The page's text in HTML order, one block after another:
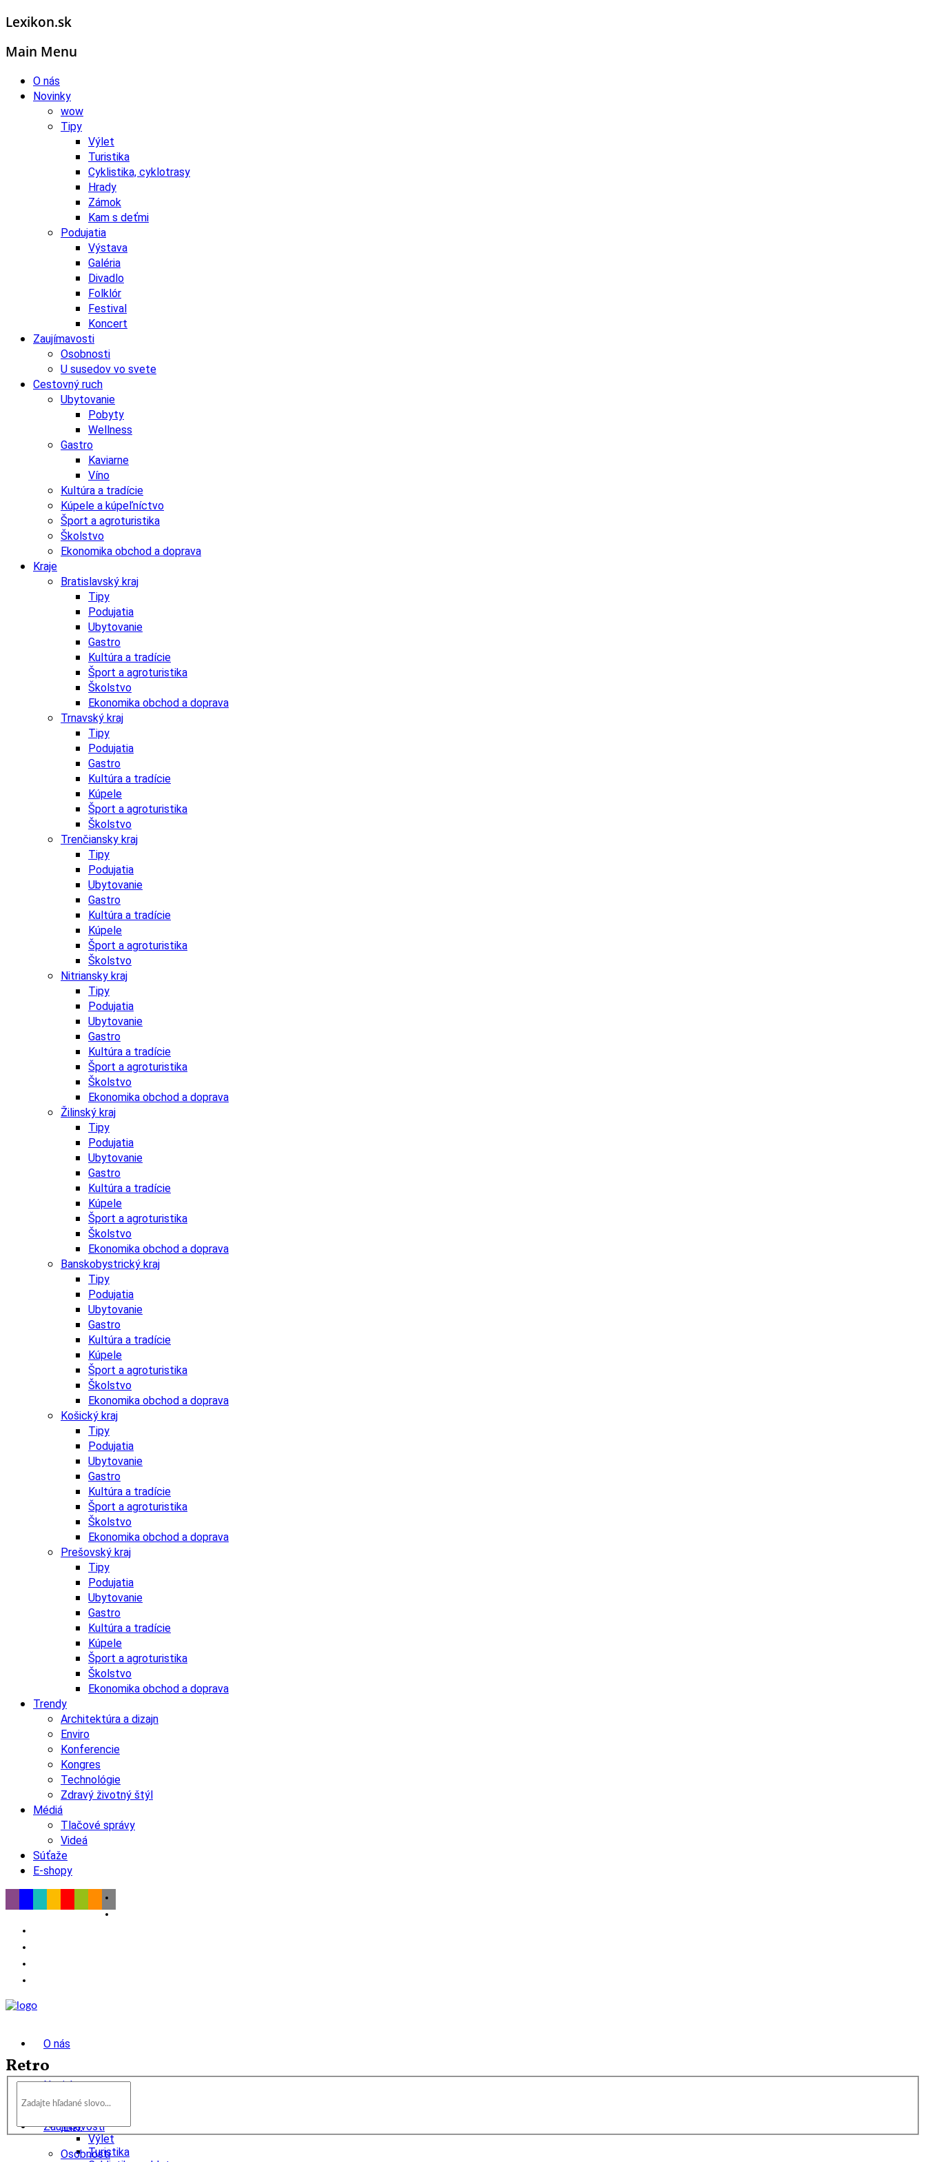
Lexikon.sk
Main Menu
O nás
Novinky
wow
Tipy
Výlet
Turistika
Cyklistika, cyklotrasy
Hrady
Zámok
Kam s deťmi
Podujatia
Výstava
Galéria
Divadlo
Folklór
Festival
Koncert
Zaujímavosti
Osobnosti
U susedov vo svete
Cestovný ruch
Ubytovanie
Pobyty
Wellness
Gastro
Kaviarne
Víno
Kultúra a tradície
Kúpele a kúpeľníctvo
Šport a agroturistika
Školstvo
Ekonomika obchod a doprava
Kraje
Bratislavský kraj
Tipy
Podujatia
Ubytovanie
Gastro
Kultúra a tradície
Šport a agroturistika
Školstvo
Ekonomika obchod a doprava
Trnavský kraj
Tipy
Podujatia
Gastro
Kultúra a tradície
Kúpele
Šport a agroturistika
Školstvo
Trenčiansky kraj
Tipy
Podujatia
Ubytovanie
Gastro
Kultúra a tradície
Kúpele
Šport a agroturistika
Školstvo
Nitriansky kraj
Tipy
Podujatia
Ubytovanie
Gastro
Kultúra a tradície
Šport a agroturistika
Školstvo
Ekonomika obchod a doprava
Žilinský kraj
Tipy
Podujatia
Ubytovanie
Gastro
Kultúra a tradície
Kúpele
Šport a agroturistika
Školstvo
Ekonomika obchod a doprava
Banskobystrický kraj
Tipy
Podujatia
Ubytovanie
Gastro
Kultúra a tradície
Kúpele
Šport a agroturistika
Školstvo
Ekonomika obchod a doprava
Košický kraj
Tipy
Podujatia
Ubytovanie
Gastro
Kultúra a tradície
Šport a agroturistika
Školstvo
Ekonomika obchod a doprava
Prešovský kraj
Tipy
Podujatia
Ubytovanie
Gastro
Kultúra a tradície
Kúpele
Šport a agroturistika
Školstvo
Ekonomika obchod a doprava
Trendy
Architektúra a dizajn
Enviro
Konferencie
Kongres
Technológie
Zdravý životný štýl
Médiá
Tlačové správy
Videá
Súťaže
E-shopy
O nás
Novinky
Tipy
Výlet
Turistika
Zaujímavosti
Osobnosti
Retro